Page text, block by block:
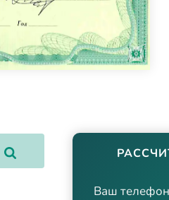
Ваш телефон